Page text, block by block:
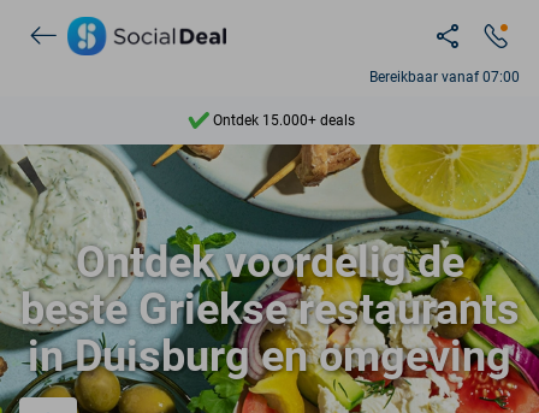
Bereikbaar vanaf 07:00
Ontdek 15.000+ deals
7 dagen per week beschikbaar
10+ miljoen leden
9,4
Ontdek 15.000+ deals
Ontdek voordelig de
beste Griekse restaurants
in Duisburg en omgeving